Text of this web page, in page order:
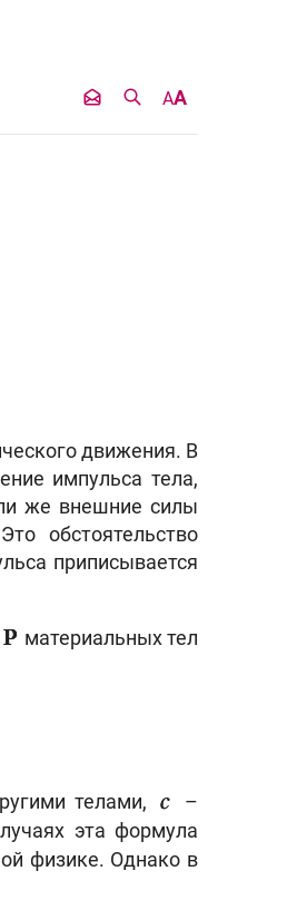
AA
движения. В
импульса тела,
же внешние силы
обстоятельство
приписывается
P материальных тел
телами, c
–
эта формула
физике. Однако в